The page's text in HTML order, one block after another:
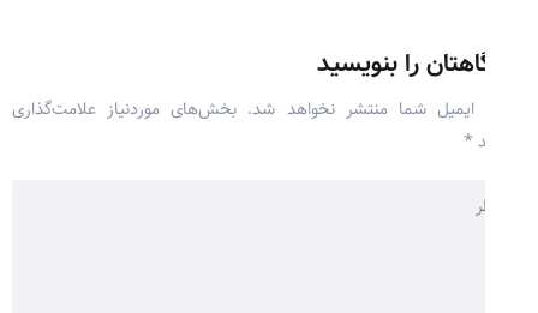
را بنویسید
ایمیل شما منتشر نخواهد شد. بخش‌های موردنیاز علامت‌گذاری